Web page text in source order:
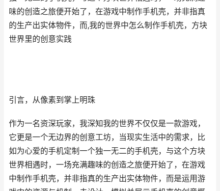
味的创造之旅便开始了，在游戏中制作手机壳，并非指真
的生产出实体物件，而,我的世界中怎么制作手机壳，方块
世界里的创意实践
引言，从像素到掌上明珠
作为一名资深玩家，我深知我的世界不仅仅是一款游戏，
它更是一个无边界的创意工坊，当现实生活中的需求，比
如为心爱的手机定制一个独一无二的手机壳，与这个方块
世界相遇时，一场充满趣味的创造之旅便开始了，在游戏
中制作手机壳，并非指真的生产出实体物件，而是运用游